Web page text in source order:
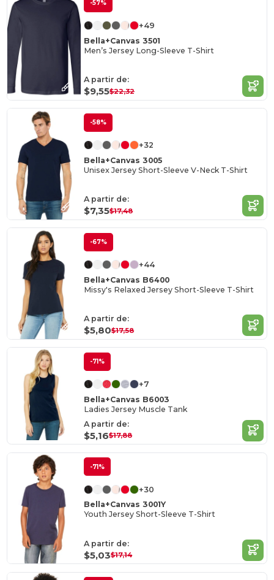
-57%
+49
Bella+Canvas 3501
Men’s Jersey Long-Sleeve T-Shirt
A partir de:
$9,55$22,32
-58%
+32
Bella+Canvas 3005
Unisex Jersey Short-Sleeve V-Neck T-Shirt
A partir de:
$7,35$17,48
-67%
+44
Bella+Canvas B6400
Missy's Relaxed Jersey Short-Sleeve T-Shirt
A partir de:
$5,80$17,58
-71%
+7
Bella+Canvas B6003
Ladies Jersey Muscle Tank
A partir de:
$5,16$17,88
-71%
+30
Bella+Canvas 3001Y
Youth Jersey Short-Sleeve T-Shirt
A partir de:
$5,03$17,14